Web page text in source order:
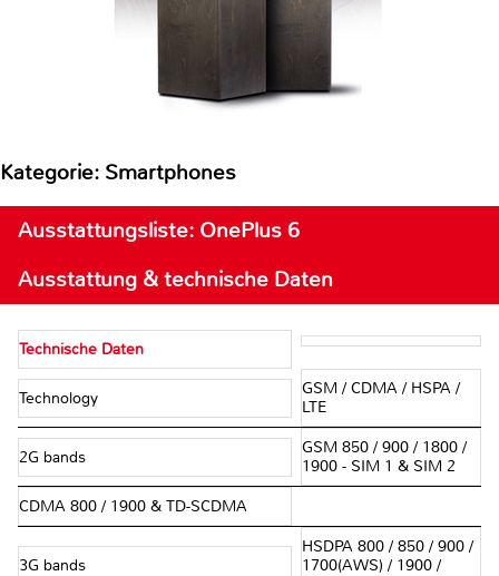
Kategorie: Smartphones
Ausstattungsliste: OnePlus 6
Ausstattung & technische Daten
Technische Daten
Technology
GSM / CDMA / HSPA /
LTE
2G bands
GSM 850 / 900 / 1800 /
1900 - SIM 1 & SIM 2
CDMA 800 / 1900 & TD-SCDMA
3G bands
HSDPA 800 / 850 / 900 /
1700(AWS) / 1900 /